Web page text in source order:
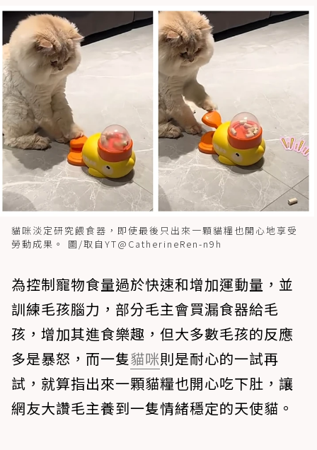
貓咪淡定研究餵食器，即使最後只出來一顆貓糧也開心地享受
勞動成果。 圖/取自YT@CatherineRen-n9h
為控制寵物食量過於快速和增加運動量，並
訓練毛孩腦力，部分毛主會買漏食器給毛
孩，增加其進食樂趣，但大多數毛孩的反應
多是暴怒，而一隻貓咪則是耐心的一試再
試，就算指出來一顆貓糧也開心吃下肚，讓
網友大讚毛主養到一隻情緒穩定的天使貓。